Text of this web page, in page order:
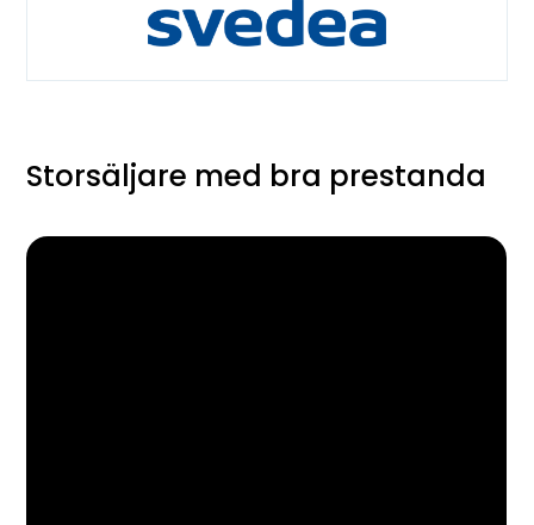
Storsäljare med bra prestanda